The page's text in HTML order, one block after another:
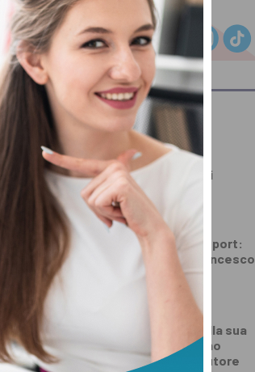
ULTIMI ARTICOLI
PRIMO PIANO
È morto a 86 anni
Francesco Guccini
PRIMO PIANO
Dalla politica allo sport:
Pistoia piange Francesco
Morto a 86 anni nella sua
casa dell’Appennino
pistoiese il cantautore